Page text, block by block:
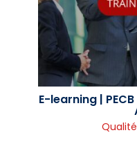
E-learning | PECB